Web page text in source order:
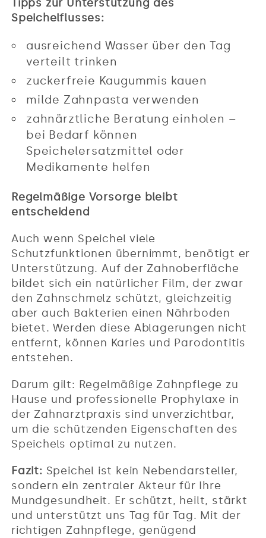
Tipps zur Unterstützung des
Speichelflusses:
ausreichend Wasser über den Tag
verteilt trinken
zuckerfreie Kaugummis kauen
milde Zahnpasta verwenden
zahnärztliche Beratung einholen –
bei Bedarf können
Speichelersatzmittel oder
Medikamente helfen
Regelmäßige Vorsorge bleibt
entscheidend
Auch wenn Speichel viele
Schutzfunktionen übernimmt, benötigt er
Unterstützung. Auf der Zahnoberfläche
bildet sich ein natürlicher Film, der zwar
den Zahnschmelz schützt, gleichzeitig
aber auch Bakterien einen Nährboden
bietet. Werden diese Ablagerungen nicht
entfernt, können Karies und Parodontitis
entstehen.
Darum gilt: Regelmäßige Zahnpflege zu
Hause und professionelle Prophylaxe in
der Zahnarztpraxis sind unverzichtbar,
um die schützenden Eigenschaften des
Speichels optimal zu nutzen.
Fazit: Speichel ist kein Nebendarsteller,
sondern ein zentraler Akteur für Ihre
Mundgesundheit. Er schützt, heilt, stärkt
und unterstützt uns Tag für Tag. Mit der
richtigen Zahnpflege, genügend